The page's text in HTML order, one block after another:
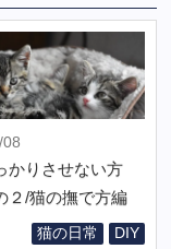
08
かりさせない方
/猫の撫で方編
猫の日常 DIY